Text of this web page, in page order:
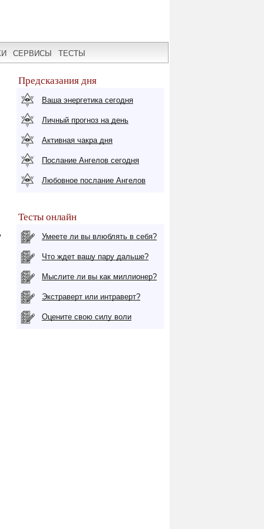
СЕРВИСЫ ТЕСТЫ
Предсказания дня
Ваша энергетика сегодня
Личный прогноз на день
Активная чакра дня
Послание Ангелов сегодня
Любовное послание Ангелов
Тесты онлайн
Умеете ли вы влюблять в себя?
Что ждет вашу пару дальше?
Мыслите ли вы как миллионер?
Экстраверт или интраверт?
Оцените свою силу воли